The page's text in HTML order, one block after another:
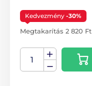
Kedvezmény -30%
Megtakarítás 2 820 Ft